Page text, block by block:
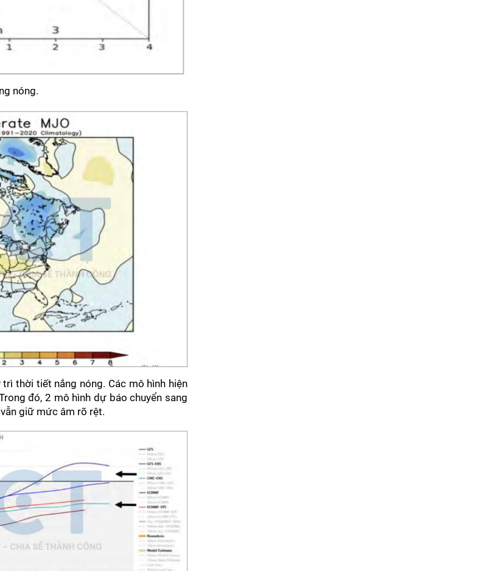
nóng.
thời tiết nắng nóng. Các mô hình hiện
đó, 2 mô hình dự báo chuyển sang
giữ mức âm rõ rệt.